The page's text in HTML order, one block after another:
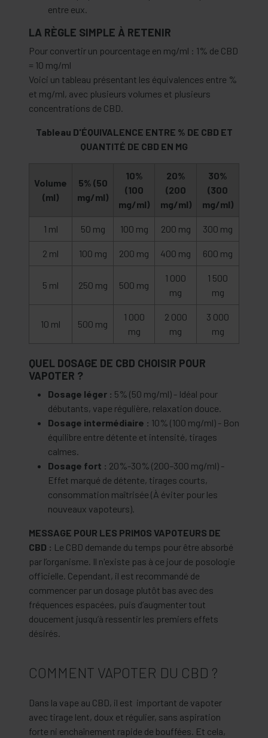
entre eux.
LA RÈGLE SIMPLE À RETENIR
Pour convertir un pourcentage en mg/ml : 1% de CBD
= 10 mg/ml
Voici un tableau présentant les équivalences entre %
et mg/ml, avec plusieurs volumes et plusieurs
concentrations de CBD.
Tableau D'ÉQUIVALENCE ENTRE % DE CBD ET
QUANTITÉ DE CBD EN MG
Volume
(ml)
5% (50
mg/ml)
10%
(100
mg/ml)
20%
(200
mg/ml)
30%
(300
mg/ml)
1 ml 50 mg 100 mg 200 mg 300 mg
2 ml 100 mg 200 mg 400 mg 600 mg
5 ml 250 mg 500 mg
1 000
mg
1 500
mg
10 ml 500 mg
1 000
mg
2 000
mg
3 000
mg
QUEL DOSAGE DE CBD CHOISIR POUR
VAPOTER ?
Dosage léger : 5% (50 mg/ml) - Idéal pour
débutants, vape régulière, relaxation douce.
Dosage intermédiaire : 10% (100 mg/ml) - Bon
équilibre entre détente et intensité, tirages
calmes.
Dosage fort : 20%-30% (200–300 mg/ml) -
Effet marqué de détente, tirages courts,
consommation maîtrisée (À éviter pour les
nouveaux vapoteurs).
MESSAGE POUR LES PRIMOS VAPOTEURS DE
CBD : Le CBD demande du temps pour être absorbé
par l’organisme. Il n'existe pas à ce jour de posologie
officielle. Cependant, il est recommandé de
commencer par un dosage plutôt bas avec des
fréquences espacées, puis d’augmenter tout
doucement jusqu’à ressentir les premiers effets
désirés.
COMMENT VAPOTER DU CBD ?
Dans la vape au CBD, il est important de vapoter
avec tirage lent, doux et régulier, sans aspiration
forte ni enchaînement rapide de bouffées. Et cela,